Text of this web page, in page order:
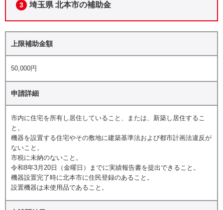
3 埼玉県 北本市の補助金
上限補助金額
50,000円
申請詳細
市内に住宅を所有し居住していること、または、新築し居住するこ
と。
機器を設置する住宅やその敷地に建築基準法および都市計画法違反が
ないこと。
市税に未納のないこと。
令和8年3月20日（金曜日）までに実績報告書を提出できること。
機器設置完了時に北本市に住民登録のあること。
設置機器は未使用品であること。